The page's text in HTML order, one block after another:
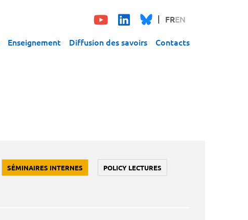
FREN
Enseignement Diffusion des savoirs Contacts
SÉMINAIRES INTERNES POLICY LECTURES